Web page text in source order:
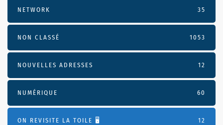
NETWORK 35
NON CLASSÉ 1053
NOUVELLES ADRESSES 12
NUMÉRIQUE 60
ON REVISITE LA TOILE 🖥️ 12